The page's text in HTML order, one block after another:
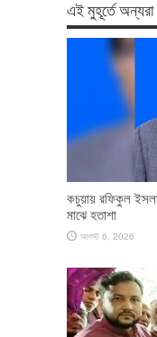
এই মুহূর্তে
কচুয়ায় রফিকুল
মাঝে হতাশা
আগস্ট 6, 2026